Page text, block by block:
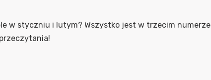
w styczniu i lutym? Wszystko jest w trzecim numerze